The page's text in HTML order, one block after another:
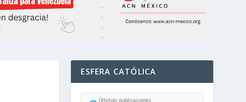
ESFERA CATÓLICA
Últimas publicaciones